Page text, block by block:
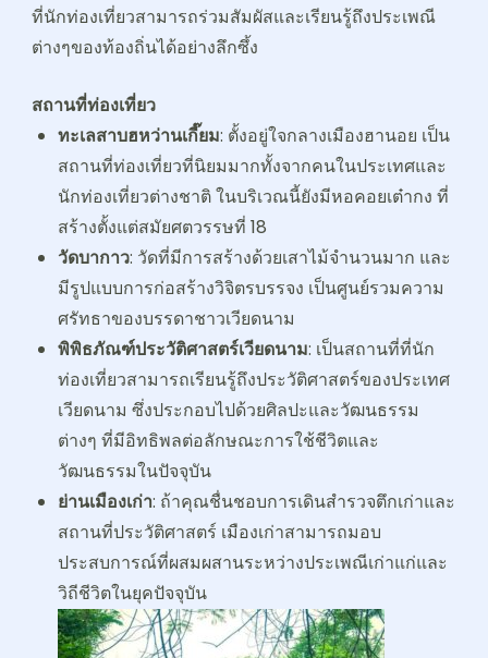
ที่นักท่องเที่ยวสามารถร่วมสัมผัสและเรียนรู้ถึงประเพณี
ต่างๆของท้องถิ่นได้อย่างลึกซึ้ง
สถานที่ท่องเที่ยว
ทะเลสาบฮหว่านเกี๊ยม: ตั้งอยู่ใจกลางเมืองฮานอย เป็น
สถานที่ท่องเที่ยวที่นิยมมากทั้งจากคนในประเทศและ
นักท่องเที่ยวต่างชาติ ในบริเวณนี้ยังมีหอคอยเต๋ากง ที่
สร้างตั้งแต่สมัยศตวรรษที่ 18
วัดบากาว: วัดที่มีการสร้างด้วยเสาไม้จำนวนมาก และ
มีรูปแบบการก่อสร้างวิจิตรบรรจง เป็นศูนย์รวมความ
ศรัทธาของบรรดาชาวเวียดนาม
พิพิธภัณฑ์ประวัติศาสตร์เวียดนาม: เป็นสถานที่ที่นัก
ท่องเที่ยวสามารถเรียนรู้ถึงประวัติศาสตร์ของประเทศ
เวียดนาม ซึ่งประกอบไปด้วยศิลปะและวัฒนธรรม
ต่างๆ ที่มีอิทธิพลต่อลักษณะการใช้ชีวิตและ
วัฒนธรรมในปัจจุบัน
ย่านเมืองเก่า: ถ้าคุณชื่นชอบการเดินสำรวจตึกเก่าและ
สถานที่ประวัติศาสตร์ เมืองเก่าสามารถมอบ
ประสบการณ์ที่ผสมผสานระหว่างประเพณีเก่าแก่และ
วิถีชีวิตในยุคปัจจุบัน